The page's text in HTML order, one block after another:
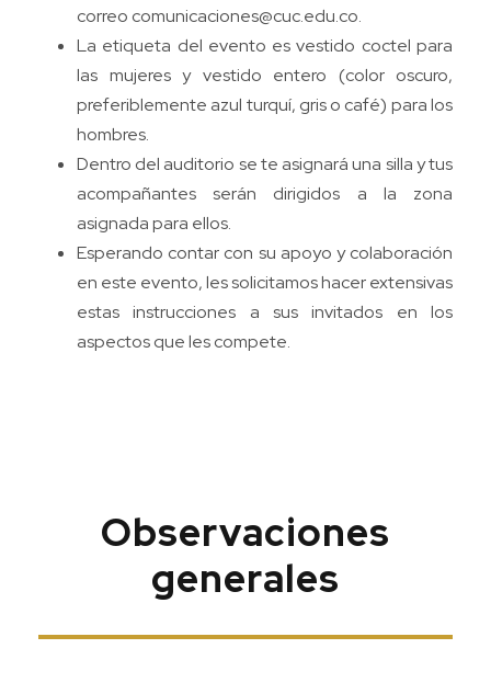
correo comunicaciones@cuc.edu.co.
La etiqueta del evento es vestido coctel para
las mujeres y vestido entero (color oscuro,
preferiblemente azul turquí, gris o café) para los
hombres.
Dentro del auditorio se te asignará una silla y tus
acompañantes serán dirigidos a la zona
asignada para ellos.
Esperando contar con su apoyo y colaboración
en este evento, les solicitamos hacer extensivas
estas instrucciones a sus invitados en los
aspectos que les compete.
Observaciones
generales